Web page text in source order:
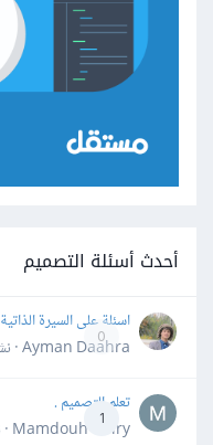
أحدث أسئلة التصميم
0
اسئلة على السيرة الذاتية
Ayman Daahra · نشر
1
تعلم التصميم .
Mamdouh Khiry · نشر